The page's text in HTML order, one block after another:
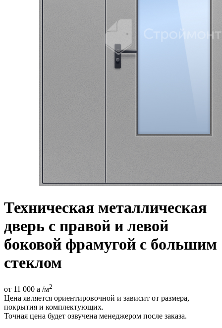
Техническая металлическая
дверь с правой и левой
боковой фрамугой с большим
стеклом
от 11 000 a /м2
Цена является ориентировочной и зависит от размера,
покрытия и комплектующих.
Точная цена будет озвучена менеджером после заказа.